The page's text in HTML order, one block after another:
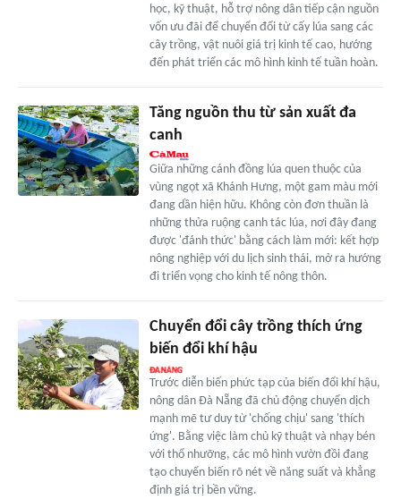
học, kỹ thuật, hỗ trợ nông dân tiếp cận nguồn
vốn ưu đãi để chuyển đổi từ cấy lúa sang các
cây trồng, vật nuôi giá trị kinh tế cao, hướng
đến phát triển các mô hình kinh tế tuần hoàn.
Tăng nguồn thu từ sản xuất đa
canh
Giữa những cánh đồng lúa quen thuộc của
vùng ngọt xã Khánh Hưng, một gam màu mới
đang dần hiện hữu. Không còn đơn thuần là
những thửa ruộng canh tác lúa, nơi đây đang
được 'đánh thức' bằng cách làm mới: kết hợp
nông nghiệp với du lịch sinh thái, mở ra hướng
đi triển vọng cho kinh tế nông thôn.
Chuyển đổi cây trồng thích ứng
biến đổi khí hậu
Trước diễn biến phức tạp của biến đổi khí hậu,
nông dân Đà Nẵng đã chủ động chuyển dịch
mạnh mẽ tư duy từ 'chống chịu' sang 'thích
ứng'. Bằng việc làm chủ kỹ thuật và nhạy bén
với thổ nhưỡng, các mô hình vườn đồi đang
tạo chuyển biến rõ nét về năng suất và khẳng
định giá trị bền vững.